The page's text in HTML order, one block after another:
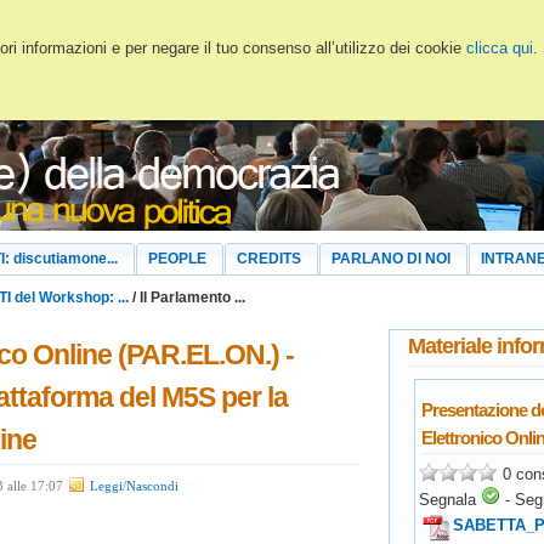
informazioni e per negare il tuo consenso all’utilizzo dei cookie clicca qui.
discutiamone... PEOPLE CREDITS PARLANO DI NOI
del Workshop: ... / Il Parlamento ...
Online (PAR.EL.ON.) -
del M5S per la
alle 17:07 Leggi/Nascondi
Materiale
Presentazione
Elettronico
0
Segnala
-